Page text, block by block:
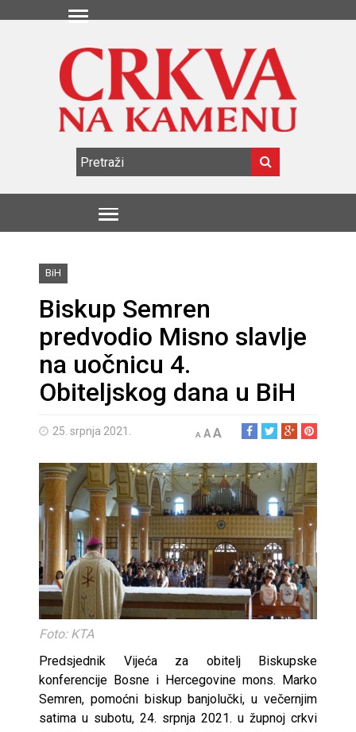
BiH
Biskup Semren
predvodio Misno slavlje
na uočnicu 4.
Obiteljskog dana u BiH
25. srpnja 2021. A AA
Foto: KTA
Predsjednik Vijeća za obitelj Biskupske
konferencije Bosne i Hercegovine mons. Marko
Semren, pomoćni biskup banjolučki, u večernjim
satima u subotu, 24. srpnja 2021. u župnoj crkvi